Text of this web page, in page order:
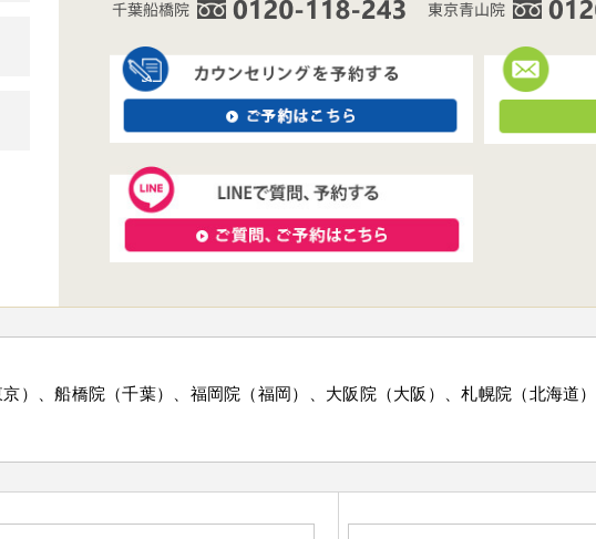
）、船橋院（千葉）、福岡院（福岡）、大阪院（大阪）、札幌院（北海道